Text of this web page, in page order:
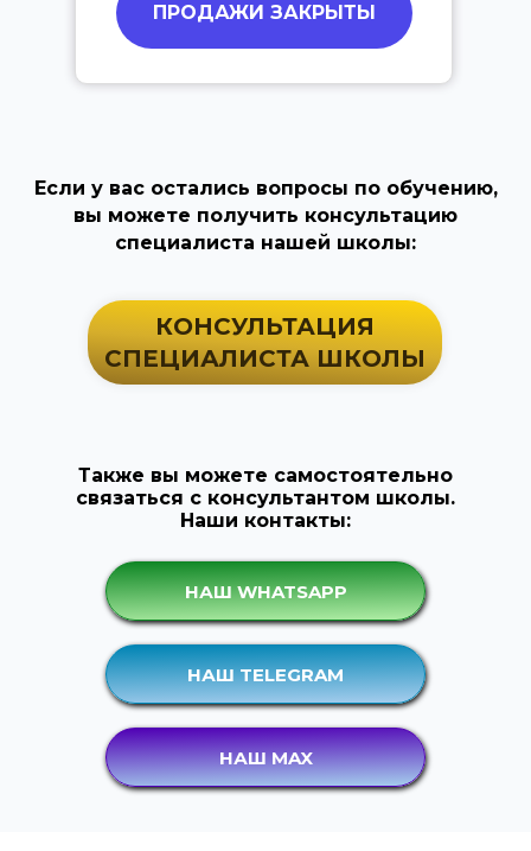
ПРОДАЖИ ЗАКРЫТЫ
Если у вас остались вопросы по обучению,
вы можете получить консультацию
специалиста нашей школы:
КОНСУЛЬТАЦИЯ
СПЕЦИАЛИСТА ШКОЛЫ
Также вы можете самостоятельно
связаться с консультантом школы.
Наши контакты:
НАШ WHATSAPP
НАШ TELEGRAM
НАШ MAX